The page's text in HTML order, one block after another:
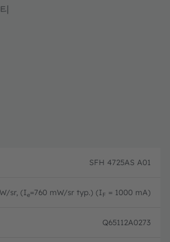
SFH 4725AS A01
sr, (Ie=760 mW/sr typ.) (IF = 1000 mA)
Q65112A0273